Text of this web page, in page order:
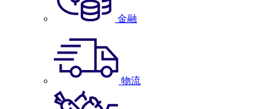
金融
物流